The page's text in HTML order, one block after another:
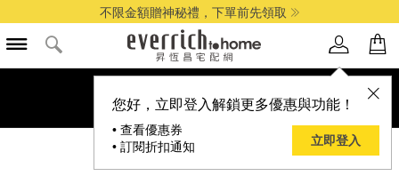
不限金額贈神秘禮，下單前先領取
您好，立即登入解鎖更多優惠與功能！
• 查看優惠券
• 訂閱折扣通知
立即登入
QUEEN ART